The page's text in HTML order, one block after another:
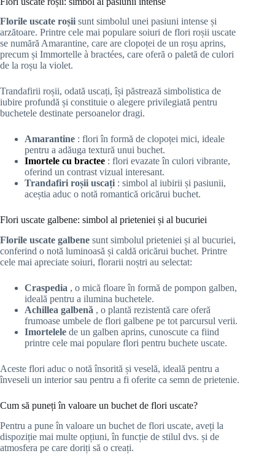
Florile uscate roșii sunt simbolul unei pasiuni intense și
arzătoare. Printre cele mai populare soiuri de flori roșii uscate
se numără Amarantine, care are clopoței de un roșu aprins,
precum și Immortelle à bractées, care oferă o paletă de culori
de la roșu la violet.
Trandafirii roșii, odată uscați, își păstrează simbolistica de
iubire profundă și constituie o alegere privilegiată pentru
buchetele destinate persoanelor dragi.
Amarantine : flori în formă de clopoței mici, ideale
pentru a adăuga textură unui buchet.
Imortele cu bractee : flori evazate în culori vibrante,
oferind un contrast vizual interesant.
Trandafiri roșii uscați : simbol al iubirii și pasiunii,
aceștia aduc o notă romantică oricărui buchet.
Flori uscate galbene: simbol al prieteniei și al bucuriei
Florile uscate galbene sunt simbolul prieteniei și al bucuriei,
conferind o notă luminoasă și caldă oricărui buchet. Printre
cele mai apreciate soiuri, florarii noștri au selectat:
Craspedia , o mică floare în formă de pompon galben,
ideală pentru a ilumina buchetele.
Achillea galbenă , o plantă rezistentă care oferă
frumoase umbele de flori galbene pe tot parcursul verii.
Imortelele de un galben aprins, cunoscute ca fiind
printre cele mai populare flori pentru buchete uscate.
Aceste flori aduc o notă însorită și veselă, ideală pentru a
înveseli un interior sau pentru a fi oferite ca semn de prietenie.
Cum să puneți în valoare un buchet de flori uscate?
Pentru a pune în valoare un buchet de flori uscate, aveți la
dispoziție mai multe opțiuni, în funcție de stilul dvs. și de
atmosfera pe care doriți să o creați.